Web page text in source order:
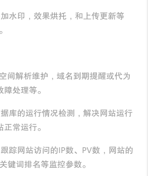
印，效果烘托，和上传更新等
解析维护，域名到期提醒或代为
处理等。
的运行情况检测，解决网站运行
常运行。
网站访问的IP数、PV数，网站的
键词排名等监控参数。